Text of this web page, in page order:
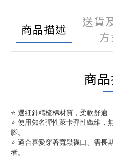
商品描述
送貨
商
⭐ 選細針精梳棉材質，柔軟舒適
⭐ 使用知名彈性萊卡彈性纖維，
腳。
⭐ 適合喜愛穿著寬鬆襪口、需長
者。